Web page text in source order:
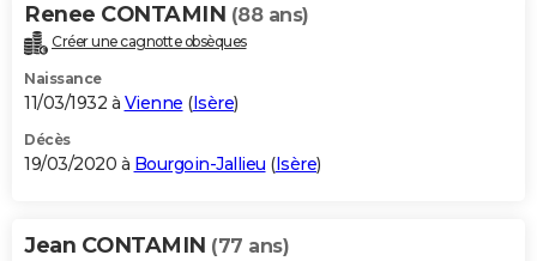
Renee CONTAMIN (88 ans)
Créer une cagnotte obsèques
Naissance
11/03/1932 à Vienne (Isère)
Décès
19/03/2020 à Bourgoin-Jallieu (Isère)
Jean CONTAMIN (77 ans)